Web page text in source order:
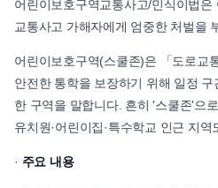
어린이보호구역교통사고/민식이법
교통사고 가해자에게 엄중한 처벌을
어린이보호구역(스쿨존)은 「도로교
안전한 통학을 보장하기 위해 일정
한 구역을 말합니다. 흔히 '스쿨존'으
유치원·어린이집·특수학교 인근 지역
· 주요 내용